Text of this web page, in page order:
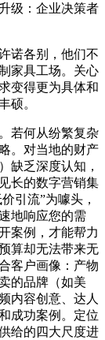
级：企业决策者
诺各别，他们不
家具工场。关心
变得更为具体和
硕。
若何从纷繁复杂
。对当地的财产
缺乏深度认知，
长的数字营销集
引流”为噱头，
地响应您的需
案例，才能帮力
算却无法带来无
客户画像：产物
的品牌（如美
内容创意、达人
成功案例。定位
给的四大尺度进